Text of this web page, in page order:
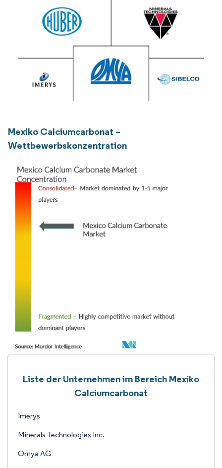
Mexiko Calciumcarbonat –
Wettbewerbskonzentration
Liste der Unternehmen im Bereich Mexiko
Calciumcarbonat
Imerys
Minerals Technologies Inc.
Omya AG